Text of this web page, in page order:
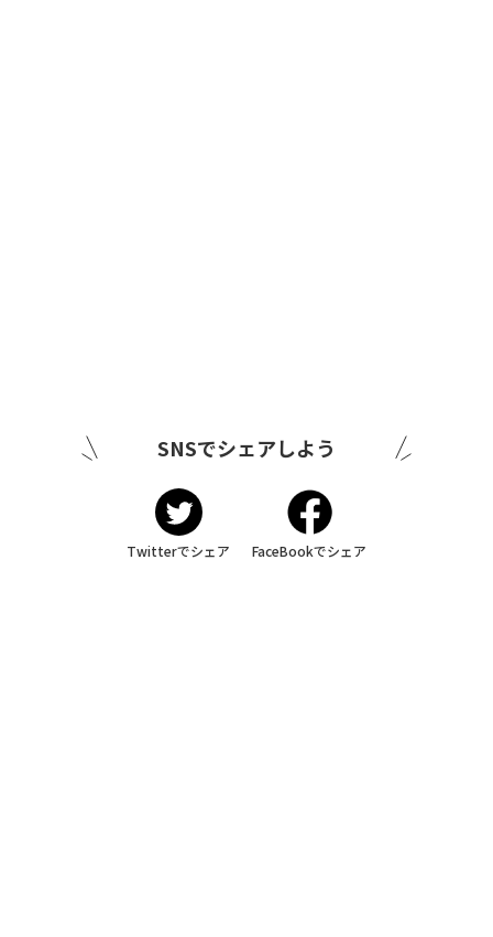
SNSでシェアしよう
Twitterでシェア FaceBookでシェア